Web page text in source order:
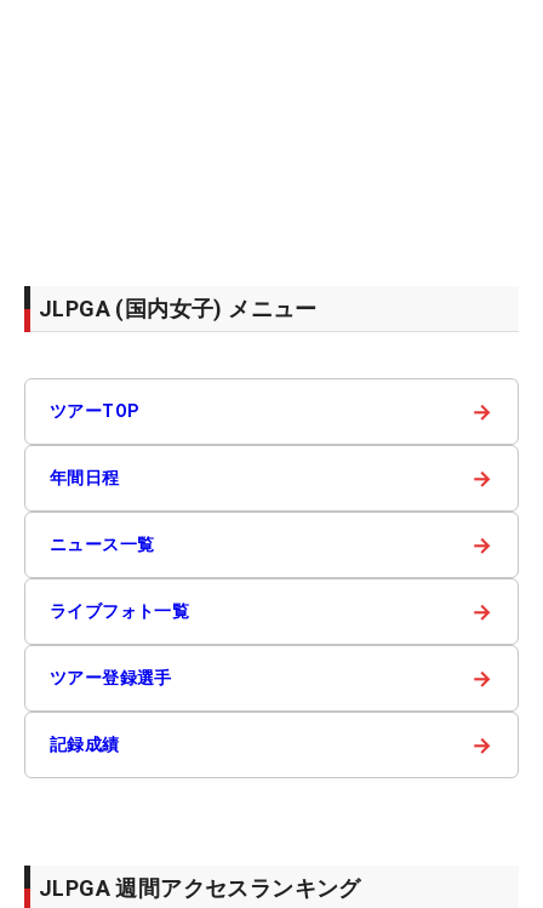
JLPGA (国内女子) メニュー
ツアーTOP →
年間日程 →
ニュース一覧 →
ライブフォト一覧 →
ツアー登録選手 →
記録成績 →
JLPGA 週間アクセスランキング